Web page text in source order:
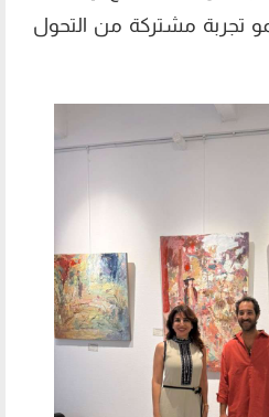
تجربة مشتركة من التحول